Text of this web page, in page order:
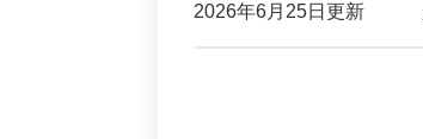
2026年6月25日更新